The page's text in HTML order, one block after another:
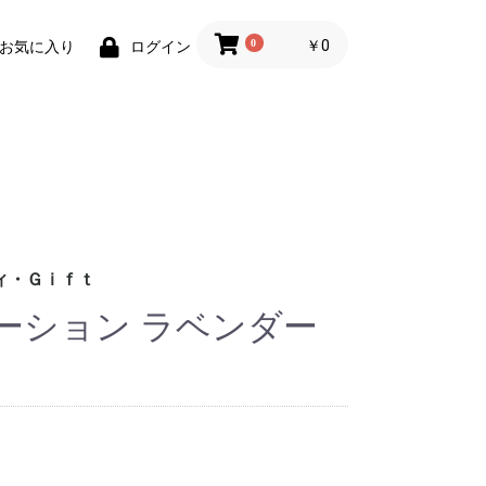
お気に入り ログイン 0 ￥0
・Ｇｉｆｔ
)グッズ
ン小物
ション ラベンダー